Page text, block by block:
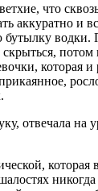
что
аккуратно и
водки.
которая
отвечала на
которая